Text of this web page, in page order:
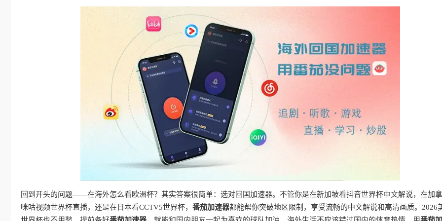
回到开头的问题——在海外怎么看欧洲杯？其实答案很简单：选对回国加速器。不管你是在新加坡看抖音世界杯中文解说，在加
咪咕视频世界杯直播，还是在日本看CCTV5世界杯， 番茄加速器都能帮你突破地区限制，享受流畅的中文解说和高清画质。2026